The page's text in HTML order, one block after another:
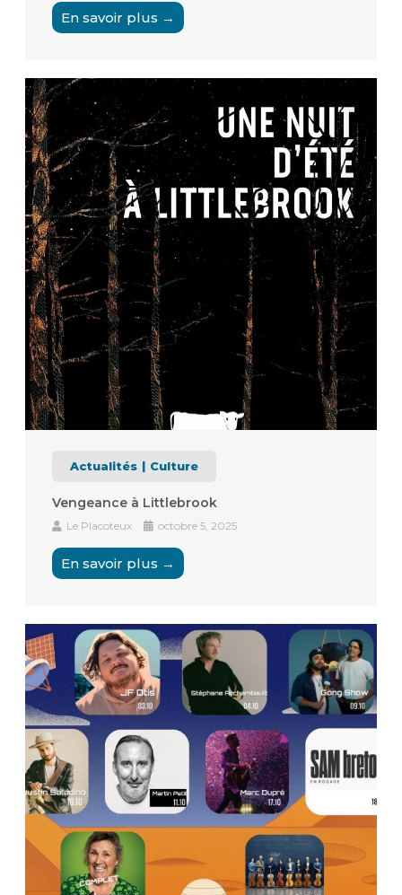
En savoir plus →
Actualités Culture
Vengeance à Littlebrook
Le Placoteux octobre 5, 2025
En savoir plus →